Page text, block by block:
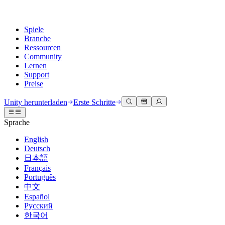
Spiele
Branche
Ressourcen
Community
Lernen
Support
Preise
Unity Engine
Erstellen Sie 2D- und 3D-Spiele für jede Plattform
Zusammenarbeit
Schnell mit Ihrem Team zusammenarbeiten und iterieren
Unity herunterladen
Abonnements und Preise
Bereitstellen
Multiplattform
3D-Zusammenarbeit
Erstellen und überprüfen Sie 3D-Projekte in Echtzeit
Immersive Schulung
In immersiven Umgebungen trainieren
Kundenerlebnisse
Interaktive 3D-Erlebnisse erstellen
Branchen
Fertigung
Dokumentation
Entwicklertools
Versionsfreigaben und Fehlerverfolgung
Roadmap
Bevorstehende Funktionen überprüfen
Glossar
Diskussionen
Veranstaltungen
Globale und lokale Veranstaltungen
Gemeinschaftsgeschichten
Made with Unity
Präsentation von Unity-Schöpfern
Unity Learn
Meistern Sie Unity-Fähigkeiten kostenlos
Professionelles Training
Verbessern Sie Ihr Team mit Unity-Trainern
Neu bei Unity
Erste Schritte
Beginnen Sie noch heute mit dem Lernen
Unity Essential Pathways
Hilfe erhalten
Wir helfen Ihnen, mit Unity erfolgreich zu sein
Erfolgspläne
Erreichen Sie Ihre Ziele schneller mit Expertenunterstützung
FAQ
Antworten auf häufige Fragen
Kontakt aufnehmen
Verbinden Sie sich mit unserem Team
Unity herunterladen Erste Schritte
Sprache
English
Deutsch
日本語
Français
Português
中文
Español
Русский
한국어